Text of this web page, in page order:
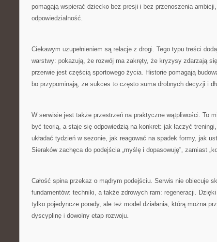
pomagają wspierać dziecko bez presji i bez przenoszenia
odpowiedzialność.
Ciekawym uzupełnieniem są relacje z drogi. Tego typu treści
warstwy: pokazują, że rozwój ma zakręty, że kryzysy zdarzają
przerwie jest częścią sportowego życia. Historie pomagają
bo przypominają, że sukces to często suma drobnych decyzji i
W serwisie jest także przestrzeń na praktyczne wątpliwości. To
być teorią, a staje się odpowiedzią na konkret: jak łączyć
układać tydzień w sezonie, jak reagować na spadek formy, jak
Sieraków zachęca do podejścia „myślę i dopasowuję”, zamiast
Całość spina przekaz o mądrym podejściu. Serwis nie obiecuje
fundamentów: techniki, a także zdrowych ram: regeneracji.
tylko pojedyncze porady, ale też model działania, którą można
dyscyplinę i dowolny etap rozwoju.